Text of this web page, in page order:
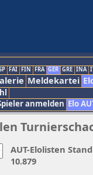
FAI FIN FRA GER GRE INA
Meldekartei
anmelden Elo
AUT-Elolisten
10.879